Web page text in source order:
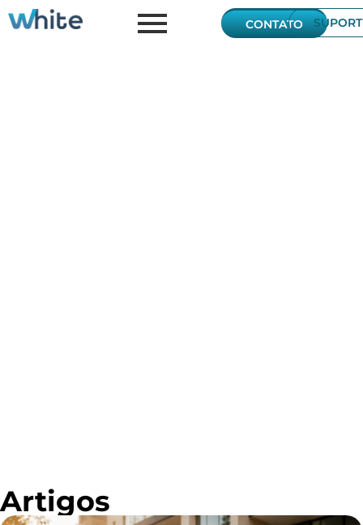
CONTATO
Artigos